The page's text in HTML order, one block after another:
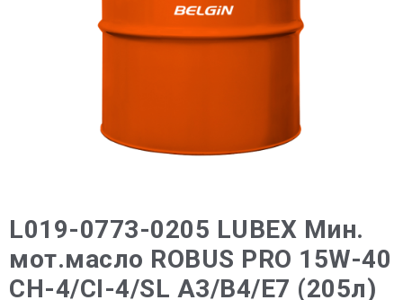
L019-0773-0205 LUBEX Мин.
мот.масло ROBUS PRO 15W-40
CH-4/CI-4/SL A3/B4/E7 (205л)